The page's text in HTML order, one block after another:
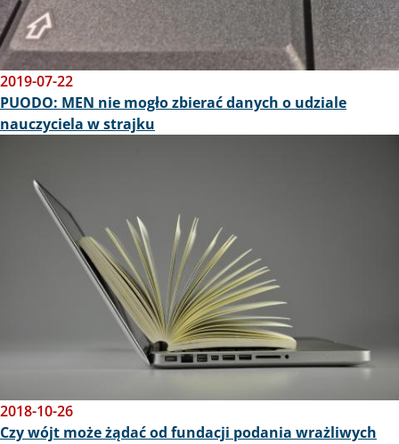
2019-07-22
PUODO: MEN nie mogło zbierać danych o udziale
nauczyciela w strajku
2018-10-26
Czy wójt może żądać od fundacji podania wrażliwych